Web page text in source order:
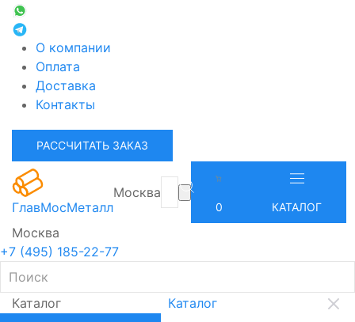
О компании
Оплата
Доставка
Контакты
РАССЧИТАТЬ ЗАКАЗ
ГлавМосМеталл
Москва
0 КАТАЛОГ
Москва
+7 (495) 185-22-77
Каталог Каталог